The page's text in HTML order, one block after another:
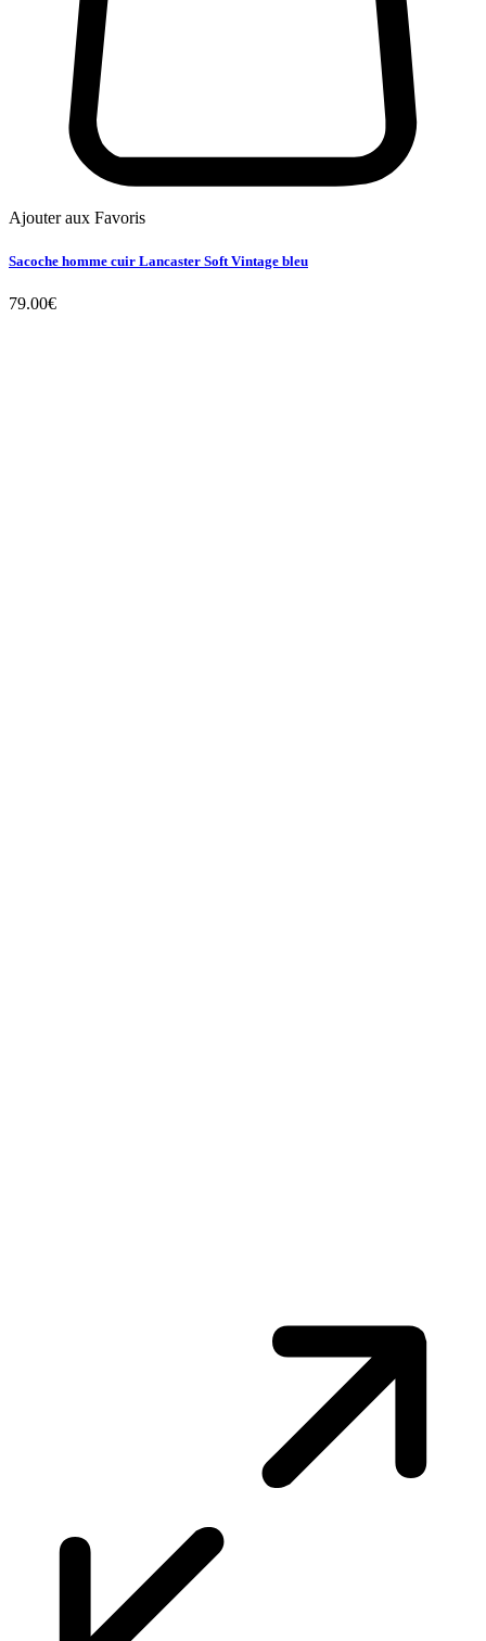
Ajouter aux Favoris
Sacoche homme cuir Lancaster Soft Vintage bleu
79.00€